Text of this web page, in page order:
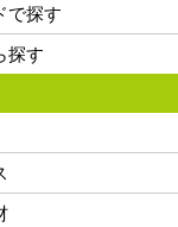
で探す
探す